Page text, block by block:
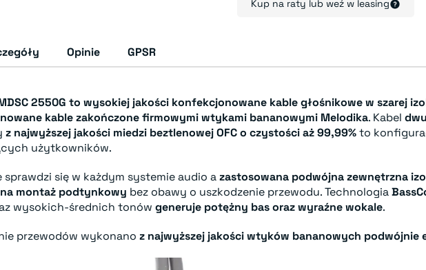
Kup na raty lub weź w leasing
Opinie GPSR
2550G to wysokiej jakości konfekcjonowane kable głośnikowe w szarej
kable zakończone firmowymi wtykami bananowymi Melodika. Kabel
z najwyższej jakości miedzi beztlenowej OFC o czystości aż 99,99%to
użytkowników.
sprawdzi się w każdym systemie audio azastosowana podwójna zewnętrzna
montaż podtynkowy bez obawy o uszkodzenie przewodu. Technologia
wysokich-średnich tonów generuje potężny bas oraz wyraźne wokale.
przewodów wykonano z najwyższej jakości wtyków bananowych podwójnie